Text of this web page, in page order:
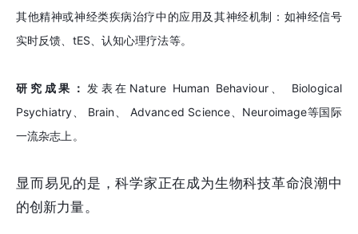
其他精神或神经类疾病治疗中的应用及其神经机制：如神经信号
实时反馈、tES、认知心理疗法等。
研究成果： 发表在Nature Human Behaviour、 Biological
Psychiatry、 Brain、 Advanced Science、Neuroimage等国际
一流杂志上。
显而易见的是，科学家正在成为生物科技革命浪潮中
的创新力量。